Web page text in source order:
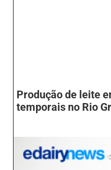
Produção de leite
temporais no Rio